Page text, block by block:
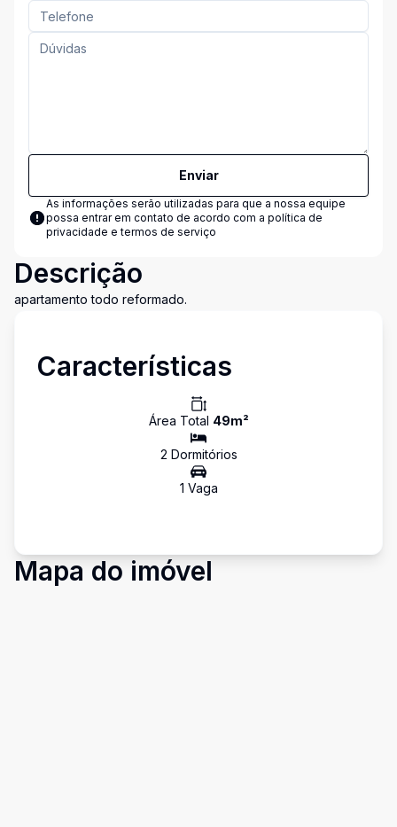
Enviar
As informações serão utilizadas para que a nossa equipe
possa entrar em contato de acordo com a política de
privacidade e termos de serviço
Descrição
apartamento todo reformado.
Características
Área Total 49m²
2 Dormitórios
1 Vaga
Mapa do imóvel